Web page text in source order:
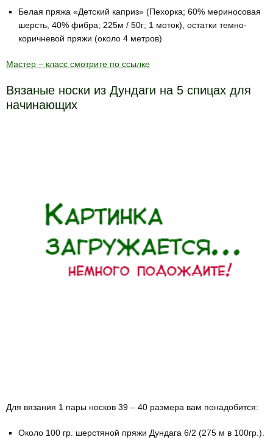
Белая пряжа «Детский каприз» (Пехорка; 60% мериносовая
шерсть, 40% фибра; 225м / 50г; 1 моток), остатки темно-
коричневой пряжи (около 4 метров)
Мастер – класс смотрите по ссылке
Вязаные носки из Дундаги на 5 спицах для
начинающих
Для вязания 1 пары носков 39 – 40 размера вам понадобится:
Около 100 гр. шерстяной пряжи Дундага 6/2 (275 м в 100гр.).